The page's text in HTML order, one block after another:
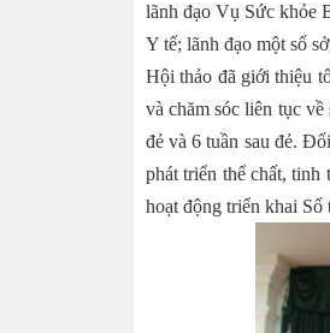
lãnh đạo Vụ Sức khỏe
Y tế; lãnh đạo một số
Hội thảo đã giới thiệu
và chăm sóc liên tục
đẻ và 6 tuần sau đẻ.
phát triển thể chất,
hoạt động triển khai Sổ